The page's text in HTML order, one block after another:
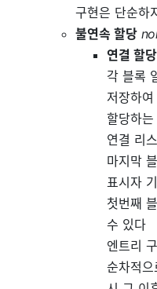
구현은 단순하
불연속 할당
연결 할당
각 블록
저장하
할당하는
연결 리
마지막
표시자
첫번째
수 있다
엔트리
순차적